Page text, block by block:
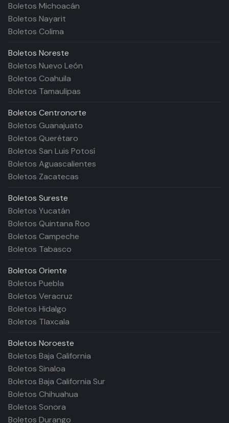
Boletos Michoacán
Boletos Nayarit
Boletos Colima
Boletos Noreste
Boletos Nuevo León
Boletos Coahuila
Boletos Tamaulipas
Boletos Centronorte
Boletos Guanajuato
Boletos Querétaro
Boletos San Luis Potosí
Boletos Aguascalientes
Boletos Zacatecas
Boletos Sureste
Boletos Yucatán
Boletos Quintana Roo
Boletos Campeche
Boletos Tabasco
Boletos Oriente
Boletos Puebla
Boletos Veracruz
Boletos Hidalgo
Boletos Tlaxcala
Boletos Noroeste
Boletos Baja California
Boletos Sinaloa
Boletos Baja California Sur
Boletos Chihuahua
Boletos Sonora
Boletos Durango